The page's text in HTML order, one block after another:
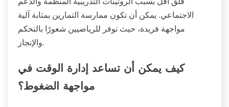
الاجتماعي. يمكن أن تكون ممارسة التمارين بمثابة آلية
مواجهة فريدة، حيث توفر للرياضيين شعورًا بالتحكم
والإنجاز.
كيف يمكن أن تساعد إدارة الوقت في
مواجهة الضغوط؟